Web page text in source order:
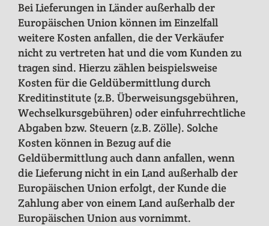
Bei Lieferungen in Länder außerhalb der
Europäischen Union können im Einzelfall
weitere Kosten anfallen, die der Verkäufer
nicht zu vertreten hat und die vom Kunden zu
tragen sind. Hierzu zählen beispielsweise
Kosten für die Geldübermittlung durch
Kreditinstitute (z.B. Überweisungsgebühren,
Wechselkursgebühren) oder einfuhrrechtliche
Abgaben bzw. Steuern (z.B. Zölle). Solche
Kosten können in Bezug auf die
Geldübermittlung auch dann anfallen, wenn
die Lieferung nicht in ein Land außerhalb der
Europäischen Union erfolgt, der Kunde die
Zahlung aber von einem Land außerhalb der
Europäischen Union aus vornimmt.